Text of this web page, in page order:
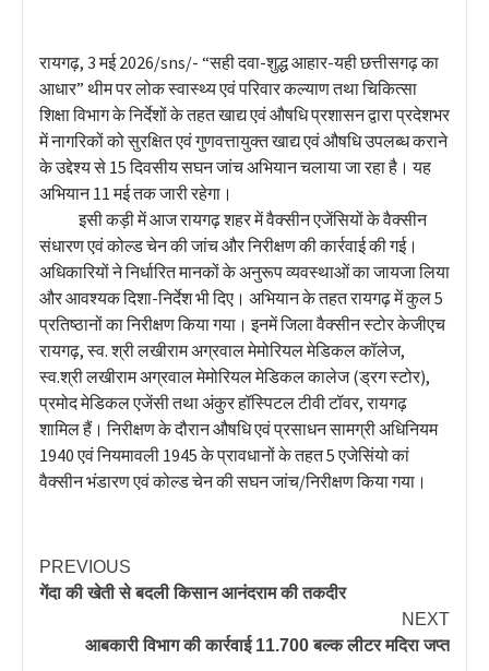
रायगढ़, 3 मई 2026/sns/- “सही दवा-शुद्ध आहार-यही छत्तीसगढ़ का
आधार” थीम पर लोक स्वास्थ्य एवं परिवार कल्याण तथा चिकित्सा
शिक्षा विभाग के निर्देशों के तहत खाद्य एवं औषधि प्रशासन द्वारा प्रदेशभर
में नागरिकों को सुरक्षित एवं गुणवत्तायुक्त खाद्य एवं औषधि उपलब्ध कराने
के उद्देश्य से 15 दिवसीय सघन जांच अभियान चलाया जा रहा है। यह
अभियान 11 मई तक जारी रहेगा।
इसी कड़ी में आज रायगढ़ शहर में वैक्सीन एजेंसियों के वैक्सीन
संधारण एवं कोल्ड चेन की जांच और निरीक्षण की कार्रवाई की गई।
अधिकारियों ने निर्धारित मानकों के अनुरूप व्यवस्थाओं का जायजा लिया
और आवश्यक दिशा-निर्देश भी दिए। अभियान के तहत रायगढ़ में कुल 5
प्रतिष्ठानों का निरीक्षण किया गया। इनमें जिला वैक्सीन स्टोर केजीएच
रायगढ़, स्व. श्री लखीराम अग्रवाल मेमोरियल मेडिकल कॉलेज,
स्व.श्री लखीराम अग्रवाल मेमोरियल मेडिकल कालेज (ड्रग स्टोर),
प्रमोद मेडिकल एजेंसी तथा अंकुर हॉस्पिटल टीवी टॉवर, रायगढ़
शामिल हैं। निरीक्षण के दौरान औषधि एवं प्रसाधन सामग्री अधिनियम
1940 एवं नियमावली 1945 के प्रावधानों के तहत 5 एजेसिंयो कां
वैक्सीन भंडारण एवं कोल्ड चेन की सघन जांच/निरीक्षण किया गया।
PREVIOUS
गेंदा की खेती से बदली किसान आनंदराम की तकदीर
NEXT
आबकारी विभाग की कार्रवाई 11.700 बल्क लीटर मदिरा जप्त